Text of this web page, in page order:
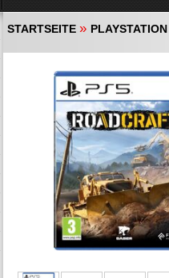
STARTSEITE »